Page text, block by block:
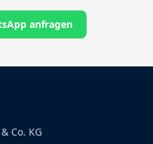
anfragen
Co. KG